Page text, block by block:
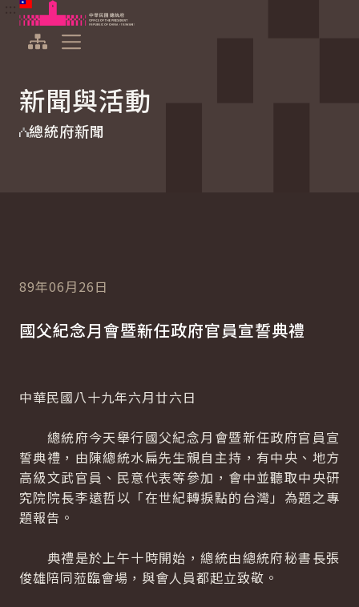
跳到主要內容
中華民國總統府
新聞與活動
總統府新聞
89年06月26日
國父紀念月會暨新任政府官員宣誓典禮
中華民國八十九年六月廿六日
總統府今天舉行國父紀念月會暨新任政府官員宣
誓典禮，由陳總統水扁先生親自主持，有中央、地方
高級文武官員、民意代表等參加，會中並聽取中央研
究院院長李遠哲以「在世紀轉捩點的台灣」為題之專
題報告。
典禮是於上午十時開始，總統由總統府秘書長張
俊雄陪同蒞臨會場，與會人員都起立致敬。